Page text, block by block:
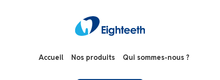
Accueil Nos produits Qui sommes-nous ?